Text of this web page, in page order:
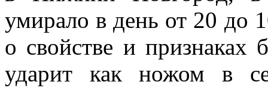
умирало в день от 20 до
о свойстве и признаках
ударит как ножом в